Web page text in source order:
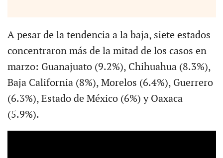
A pesar de la tendencia a la baja, siete estados
concentraron más de la mitad de los casos en
marzo: Guanajuato (9.2%), Chihuahua (8.3%),
Baja California (8%), Morelos (6.4%), Guerrero
(6.3%), Estado de México (6%) y Oaxaca
(5.9%).